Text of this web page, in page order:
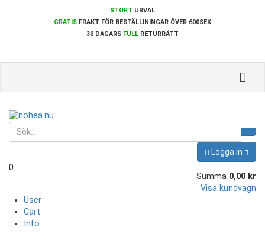
STORT URVAL
GRATIS FRAKT FÖR BESTÄLLININGAR ÖVER 600SEK
30 DAGARS FULL RETURRÄTT
Toggle
Logga in
Summa 0,00 kr
Visa kundvagn
0
User
Cart
Info